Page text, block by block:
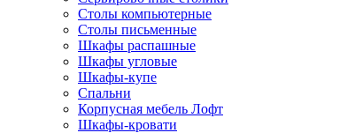
Столы компьютерные
Столы письменные
Шкафы распашные
Шкафы угловые
Шкафы-купе
Спальни
Корпусная мебель Лофт
Шкафы-кровати